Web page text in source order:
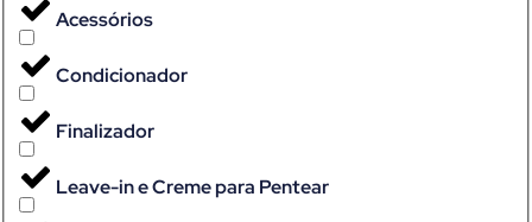
Acessórios
Condicionador
Finalizador
Leave-in e Creme para Pentear